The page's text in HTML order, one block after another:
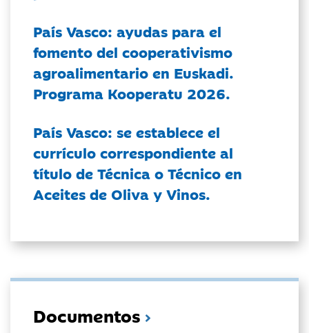
País Vasco: ayudas para el
fomento del cooperativismo
agroalimentario en Euskadi.
Programa Kooperatu 2026.
País Vasco: se establece el
currículo correspondiente al
título de Técnica o Técnico en
Aceites de Oliva y Vinos.
Documentos